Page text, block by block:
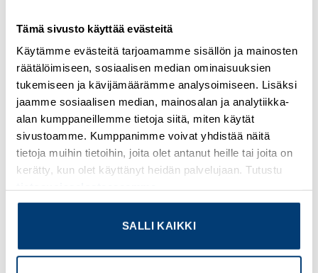
Tämä sivusto käyttää evästeitä
Käytämme evästeitä tarjoamamme sisällön ja mainosten
räätälöimiseen, sosiaalisen median ominaisuuksien
tukemiseen ja kävijämäärämme analysoimiseen. Lisäksi
jaamme sosiaalisen median, mainosalan ja analytiikka-
alan kumppaneillemme tietoja siitä, miten käytät
sivustoamme. Kumppanimme voivat yhdistää näitä
tietoja muihin tietoihin, joita olet antanut heille tai joita on
kerätty, kun olet käyttänyt heidän palvelujaan. Tutustu
SALLI KAIKKI
verkkokauppaa
Osastot:Releco,Uudet tuotteet
TUTUSTU MYÖS
wishlist